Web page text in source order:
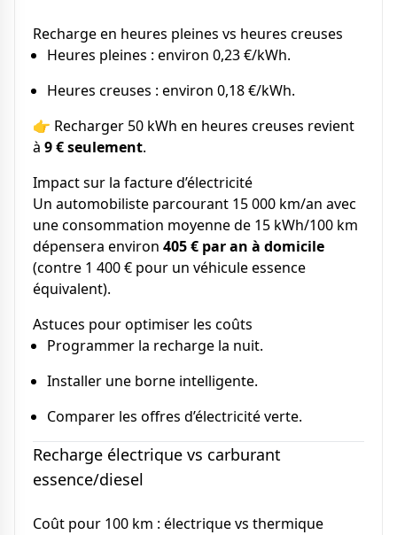
Recharge en heures pleines vs heures creuses
Heures pleines : environ 0,23 €/kWh.
Heures creuses : environ 0,18 €/kWh.
👉 Recharger 50 kWh en heures creuses revient
à 9 € seulement.
Impact sur la facture d’électricité
Un automobiliste parcourant 15 000 km/an avec
une consommation moyenne de 15 kWh/100 km
dépensera environ 405 € par an à domicile
(contre 1 400 € pour un véhicule essence
équivalent).
Astuces pour optimiser les coûts
Programmer la recharge la nuit.
Installer une borne intelligente.
Comparer les offres d’électricité verte.
Recharge électrique vs carburant
essence/diesel
Coût pour 100 km : électrique vs thermique